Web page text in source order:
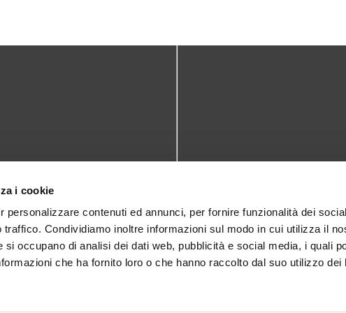
i cookie
personalizzare contenuti ed annunci, per fornire funzionalità dei
traffico. Condividiamo inoltre informazioni sul modo in cui utilizza il
si occupano di analisi dei dati web, pubblicità e social media, i quali
che ha fornito loro o che hanno raccolto dal suo utilizzo dei
- 1905714
Via San Biagio,10
35043 Monselice (PD)